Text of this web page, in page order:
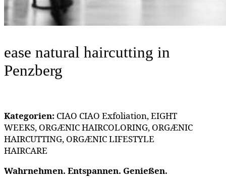
ease natural haircutting in
Penzberg
Kategorien: CIAO CIAO Exfoliation, EIGHT
WEEKS, ORGÆNIC HAIRCOLORING, ORGÆNIC
HAIRCUTTING, ORGÆNIC LIFESTYLE
HAIRCARE
Wahrnehmen. Entspannen. Genießen.